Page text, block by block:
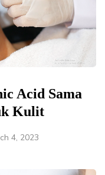
Acid Sama
Kulit
4, 2023